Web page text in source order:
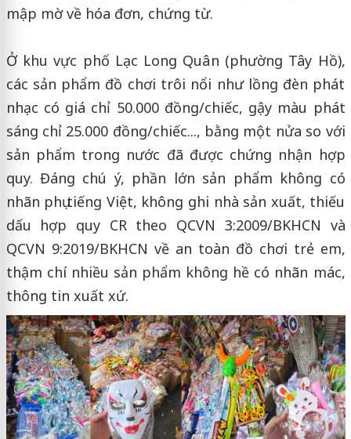
mập mờ về hóa đơn, chứng từ.
Ở khu vực phố Lạc Long Quân (phường Tây Hồ),
các sản phẩm đồ chơi trôi nổi như lồng đèn phát
nhạc có giá chỉ 50.000 đồng/chiếc, gậy màu phát
sáng chỉ 25.000 đồng/chiếc..., bằng một nửa so với
sản phẩm trong nước đã được chứng nhận hợp
quy. Đáng chú ý, phần lớn sản phẩm không có
nhãn phụ tiếng Việt, không ghi nhà sản xuất, thiếu
dấu hợp quy CR theo QCVN 3:2009/BKHCN và
QCVN 9:2019/BKHCN về an toàn đồ chơi trẻ em,
thậm chí nhiều sản phẩm không hề có nhãn mác,
thông tin xuất xứ.